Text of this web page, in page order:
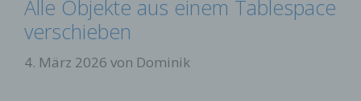
Alle Objekte aus einem Tablespace
verschieben
4. März 2026 von Dominik